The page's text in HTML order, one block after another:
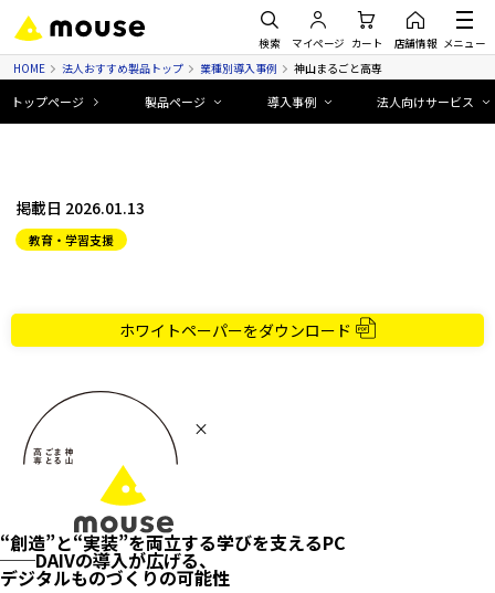
検索 マイページ カート 店舗情報 メニュー
HOME 法人おすすめ製品トップ 業種別導入事例 神山まるごと高専
トップページ 製品ページ 導入事例 法人向けサービス
掲載日 2026.01.13
教育・学習支援
ホワイトペーパーをダウンロード
×
“創造”と“実装”を両立する学びを支えるPC
──DAIVの導入が広げる、
デジタルものづくりの可能性